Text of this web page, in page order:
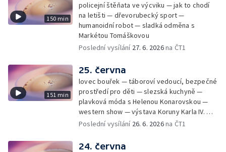
150 min
policejní štěňata ve výcviku — jak to chodí
na letišti — dřevorubecký sport —
humanoidní robot — sladká odměna s
Markétou Tomáškovou
Poslední vysílání 27. 6. 2026na ČT1
151 min
25. června
lovec bouřek — táboroví vedoucí, bezpečné
prostředí pro děti — slezská kuchyně —
plavková móda s Helenou Konarovskou —
western show — výstava Koruny Karla IV. —
mladý lezecký fenomén Josef Šindel
Poslední vysílání 26. 6. 2026na ČT1
24. června